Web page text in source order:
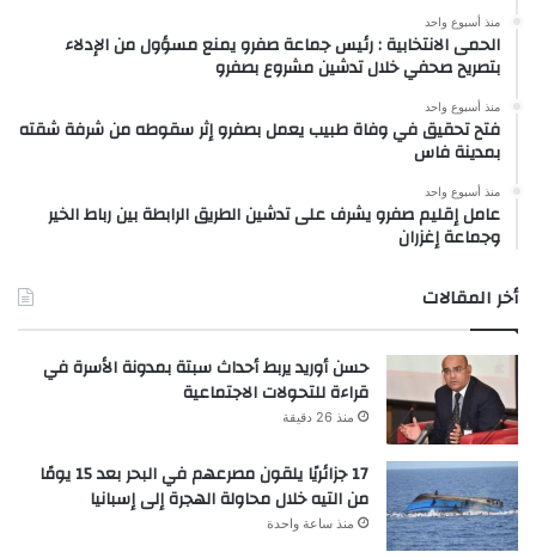
منذ أسبوع واحد
الحمى الانتخابية : رئيس جماعة صفرو يمنع مسؤول من الإدلاء
بتصريح صحفي خلال تدشين مشروع بصفرو
منذ أسبوع واحد
فتح تحقيق في وفاة طبيب يعمل بصفرو إثر سقوطه من شرفة شقته
بمدينة فاس
منذ أسبوع واحد
عامل إقليم صفرو يشرف على تدشين الطريق الرابطة بين رباط الخير
وجماعة إغزران
أخر المقالات
حسن أوريد يربط أحداث سبتة بمدونة الأسرة في
قراءة للتحولات الاجتماعية
منذ 26 دقيقة
17 جزائريًا يلقون مصرعهم في البحر بعد 15 يومًا
من التيه خلال محاولة الهجرة إلى إسبانيا
منذ ساعة واحدة